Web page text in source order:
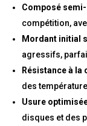
Composé
compétition,
Mordant initial
agressifs,
Résistance à la
des
Usure
disques et des